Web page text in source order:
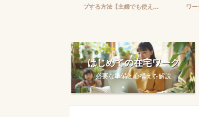
プする方法【主婦でも使え...
ワ
はじめての在宅ワーク
必要な準備と心構えを解説